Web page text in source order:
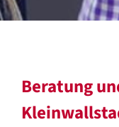
Beratung